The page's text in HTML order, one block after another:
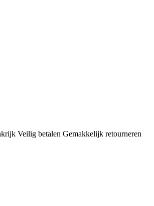
Veilig betalen Gemakkelijk retourneren